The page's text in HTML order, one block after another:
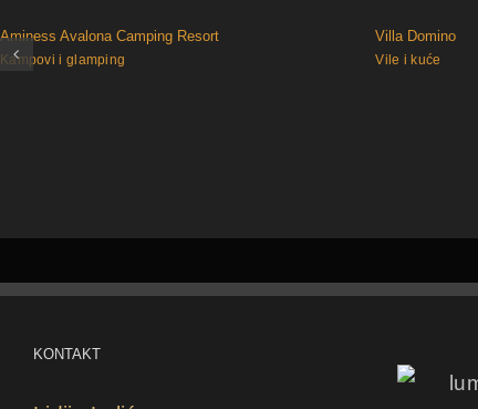
Aminess Avalona Camping Resort
Kampovi i glamping
Villa Domino
Vile i kuće
KONTAKT